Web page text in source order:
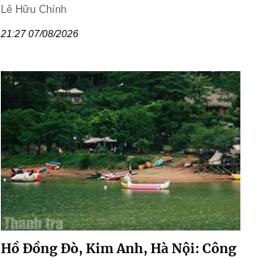
Lê Hữu Chính
21:27 07/08/2026
Hồ Đồng Đò, Kim Anh, Hà Nội: Công